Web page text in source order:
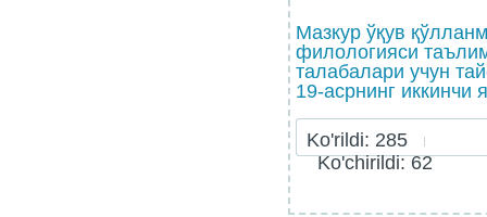
Мазкур ўқув
филологияси
талабалари учун
19-асрнинг иккинчи
Ko'rildi: 285
Ko'chirildi: 62